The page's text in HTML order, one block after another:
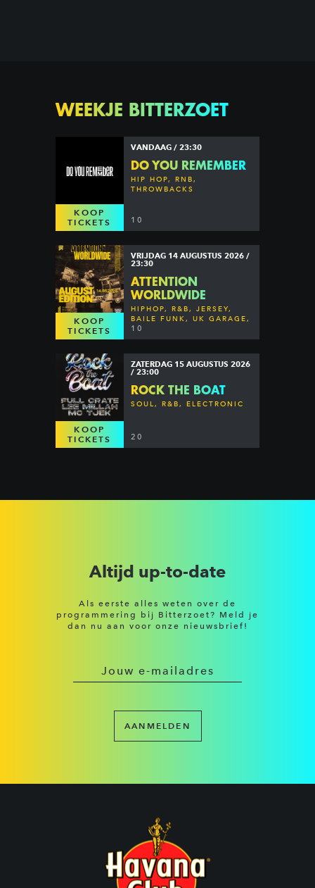
WEEKJE BITTERZOET
KOOP
TICKETS
VANDAAG / 23:30
DO YOU REMEMBER
HIP HOP, RNB,
THROWBACKS
10
KOOP
TICKETS
VRIJDAG 14 AUGUSTUS 2026 /
23:30
ATTENTION
WORLDWIDE
HIPHOP, R&B, JERSEY,
BAILE FUNK, UK GARAGE,
DANCEHALL & MORE
10
KOOP
TICKETS
ZATERDAG 15 AUGUSTUS 2026
/ 23:00
ROCK THE BOAT
SOUL, R&B, ELECTRONIC
20
Altijd up-to-date
Als eerste alles weten over de
programmering bij Bitterzoet? Meld je
dan nu aan voor onze nieuwsbrief!
AANMELDEN